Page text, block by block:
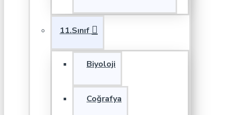
11.Sınıf
Biyoloji
Coğrafya